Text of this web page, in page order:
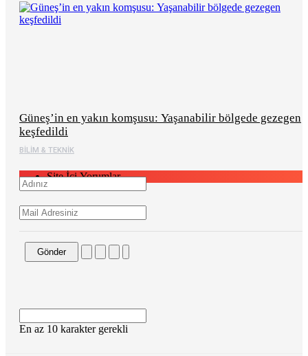
BILIM & TEKNIK
Güneş’in en yakın komşusu: Yaşanabilir bölgede gezegen
keşfedildi
Site İçi Yorumlar
Gönder
En az 10 karakter gerekli